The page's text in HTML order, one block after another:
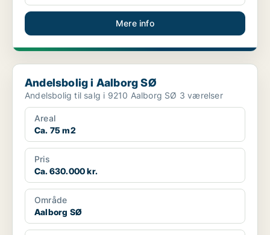
Mere info
Andelsbolig i Aalborg SØ
Andelsbolig i Aalborg SØ
Andelsbolig til salg i 9210 Aalborg SØ 3 værelser
Areal
Ca. 75 m2
Pris
Ca. 630.000 kr.
Område
Aalborg SØ